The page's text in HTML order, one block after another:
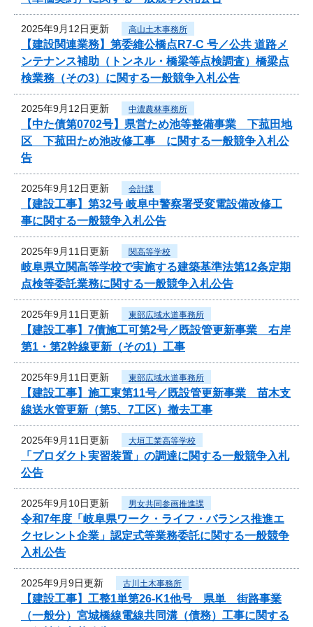
2025年9月12日更新 高山土木事務所
【建設関連業務】第委維公橋点R7-C 号／公共 道路メ
ンテナンス補助（トンネル・橋梁等点検調査）橋梁点
検業務（その3）に関する一般競争入札公告
2025年9月12日更新 中濃農林事務所
【中た債第0702号】県営ため池等整備事業 下菰田地
区 下菰田ため池改修工事 に関する一般競争入札公
告
2025年9月12日更新 会計課
【建設工事】第32号 岐阜中警察署受変電設備改修工
事に関する一般競争入札公告
2025年9月11日更新 関高等学校
岐阜県立関高等学校で実施する建築基準法第12条定期
点検等委託業務に関する一般競争入札公告
2025年9月11日更新 東部広域水道事務所
【建設工事】7債施工可第2号／既設管更新事業 右岸
第1・第2幹線更新（その1）工事
2025年9月11日更新 東部広域水道事務所
【建設工事】施工東第11号／既設管更新事業 苗木支
線送水管更新（第5、7工区）撤去工事
2025年9月11日更新 大垣工業高等学校
「プロダクト実習装置」の調達に関する一般競争入札
公告
2025年9月10日更新 男女共同参画推進課
令和7年度「岐阜県ワーク・ライフ・バランス推進エ
クセレント企業」認定式等業務委託に関する一般競争
入札公告
2025年9月9日更新 古川土木事務所
【建設工事】工整1単第26-K1他号 県単 街路事業
（一般分）宮城橋線電線共同溝（債務）工事に関する